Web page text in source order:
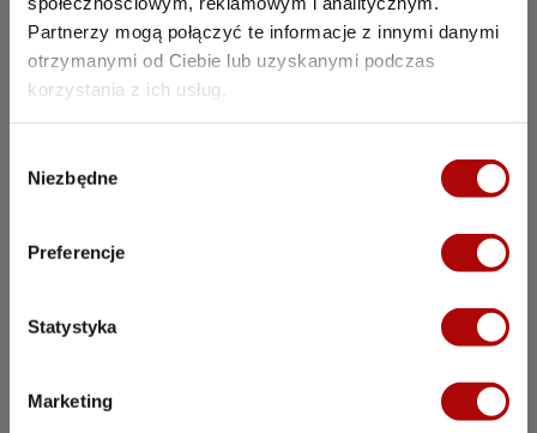
Partnerzy mogą połączyć te informacje z innymi danymi
otrzymanymi od Ciebie lub uzyskanymi podczas
korzystania z ich usług.
Niezbędne
Preferencje
Statystyka
Marketing
Wpływ zmian prawnych
aktywne
Potencjał skalowania wysoki –